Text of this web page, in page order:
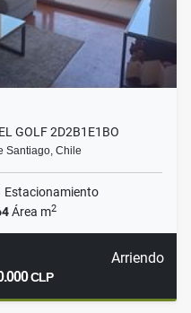
GOLF 2D2B1E1BO
Santiago, Chile
Estacionamiento
Área m2
Arriendo
CLP